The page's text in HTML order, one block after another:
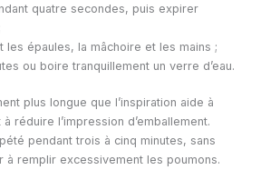
quatre secondes, puis expirer
les épaules, la mâchoire et les mains ;
ou boire tranquillement un verre d’eau.
plus longue que l’inspiration aide à
réduire l’impression d’emballement.
pendant trois à cinq minutes, sans
à remplir excessivement les poumons.